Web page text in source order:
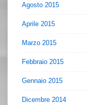
Agosto 2015
Aprile 2015
Marzo 2015
Febbraio 2015
Gennaio 2015
Dicembre 2014